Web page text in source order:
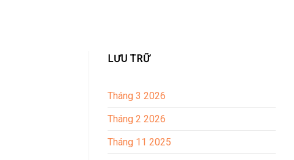
LƯU TRỮ
Tháng 3 2026
Tháng 2 2026
Tháng 11 2025